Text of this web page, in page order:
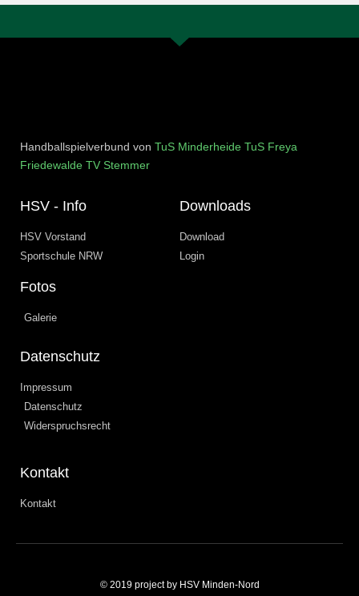
Handballspielverbund von TuS Minderheide TuS Freya
Friedewalde TV Stemmer
HSV - Info
HSV Vorstand
Sportschule NRW
Fotos
Galerie
Downloads
Download
Login
Datenschutz
Impressum
Datenschutz
Widerspruchsrecht
Kontakt
Kontakt
© 2019 project by HSV Minden-Nord